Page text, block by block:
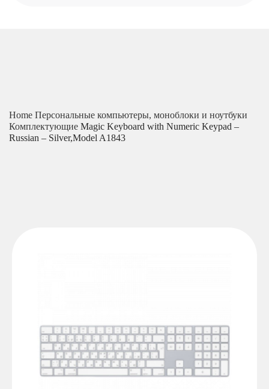
Home Персональные компьютеры, моноблоки и ноутбуки
Комплектующие Magic Keyboard with Numeric Keypad –
Russian – Silver,Model A1843